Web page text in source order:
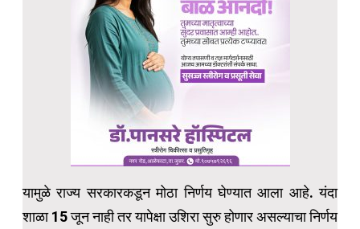
यामुळे राज्य सरकारकडून मोठा निर्णय घेण्यात आला आहे. यंदा
शाळा 15 जून नाही तर यापेक्षा उशिरा सुरु होणार असल्याचा निर्णय